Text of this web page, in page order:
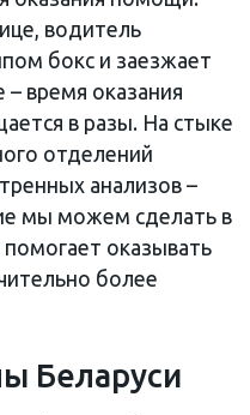
водитель
бокс и заезжает
время оказания
в разы. На стыке
отделений
анализов –
мы можем сделать в
оказывать
более
Беларуси